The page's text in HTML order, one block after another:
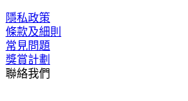
隱私政策
條款及細則
常見問題
獎賞計劃
聯絡我們